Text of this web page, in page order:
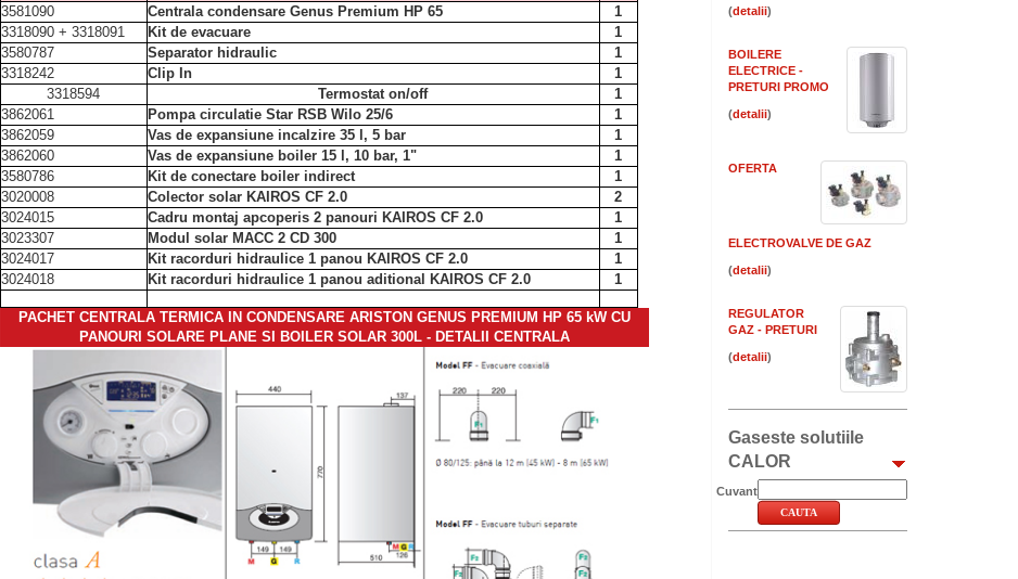
3581090
Centrala condensare Genus Premium HP 65
1
3318090 + 3318091
Kit de evacuare
1
3580787
Separator hidraulic
1
3318242
Clip In
1
3318594
Termostat on/off
1
3862061
Pompa circulatie Star RSB Wilo 25/6
1
3862059
Vas de expansiune incalzire 35 l, 5 bar
1
3862060
Vas de expansiune boiler 15 l, 10 bar, 1"
1
3580786
Kit de conectare boiler indirect
1
3020008
Colector solar KAIROS CF 2.0
2
3024015
Cadru montaj apcoperis 2 panouri KAIROS CF 2.0
1
3023307
Modul solar MACC 2 CD 300
1
3024017
Kit racorduri hidraulice 1 panou KAIROS CF 2.0
1
3024018
Kit racorduri hidraulice 1 panou aditional KAIROS CF 2.0 1
PACHET CENTRALA TERMICA IN CONDENSARE ARISTON GENUS PREMIUM HP 65 kW CU
PANOURI SOLARE PLANE SI BOILER SOLAR 300L - DETALII CENTRALA
( )
BOILERE
ELECTRICE -
PRETURI PROMO
( )
OFERTA
ELECTROVALVE DE GAZ
( )
REGULATOR
GAZ - PRETURI
( )
Gaseste solutiile
CALOR
Cuvant